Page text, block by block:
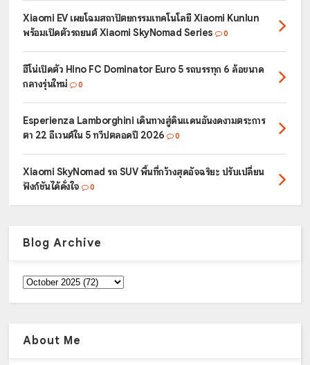
Xiaomi EV เผยโฉมสถาปัตยกรรมเทคโนโลยี Xiaomi Kunlun
พร้อมเปิดตัวรถยนต์ Xiaomi SkyNomad Series
0
ฮีโน่เปิดตัว Hino FC Dominator Euro 5 รถบรรทุก 6 ล้อขนาด
กลางรุ่นใหม่
0
Esperienza Lamborghini เดินทางสู่ดินแดนอันงดงามตระการ
ตา 22 อีเวนต์ใน 5 ทวีปตลอดปี 2026
0
Xiaomi SkyNomad รถ SUV พื้นที่กว้างสุดอัจฉริยะ ปรับเปลี่ยน
ฟังก์ชันได้ดั่งใจ
0
Blog Archive
About Me